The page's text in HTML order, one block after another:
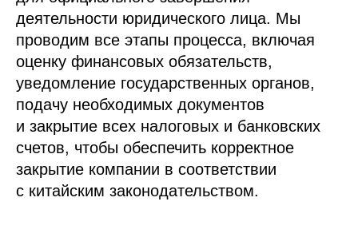
деятельности юридического лица. Мы
проводим все этапы процесса, включая
оценку финансовых обязательств,
уведомление государственных органов,
подачу необходимых документов
и закрытие всех налоговых и банковских
счетов, чтобы обеспечить корректное
закрытие компании в соответствии
с китайским законодательством.